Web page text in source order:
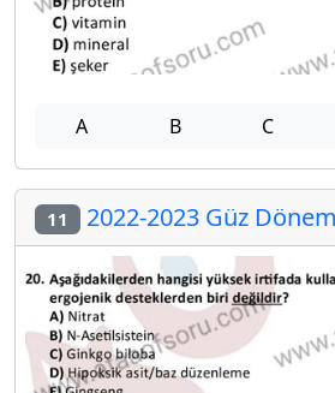
A B C
11 2022-2023 Güz